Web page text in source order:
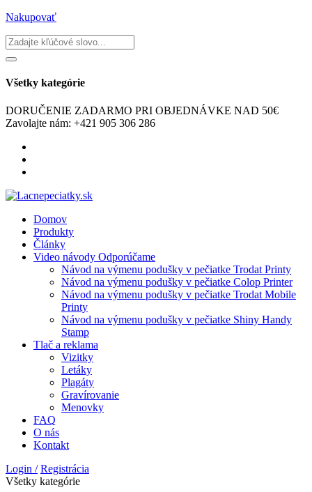
Nakupovať
Všetky kategórie
DORUČENIE ZADARMO PRI OBJEDNÁVKE NAD 50€
Zavolajte nám: +421 905 306 286
Domov
Produkty
Články
Video návody Odporúčame
Návod na výmenu podušky v pečiatke Trodat Printy
Návod na výmenu podušky v pečiatke Colop Printer
Návod na výmenu podušky v pečiatke Trodat Mobile
Printy
Návod na výmenu podušky v pečiatke Shiny Handy
Stamp
Tlač a reklama
Vizitky
Letáky
Plagáty
Gravírovanie
Menovky
FAQ
O nás
Kontakt
Login / Registrácia
Všetky kategórie